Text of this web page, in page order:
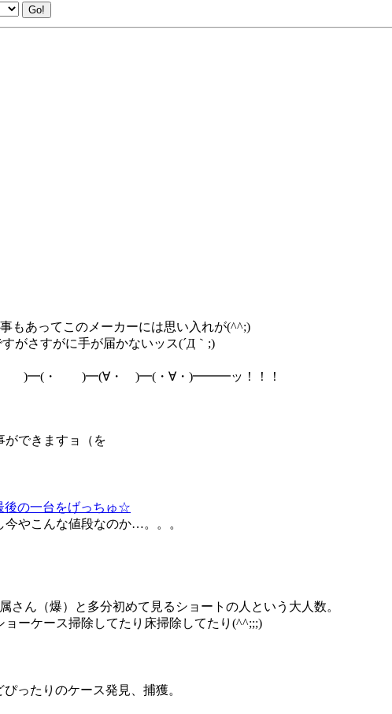
もあってこのメーカーには思い入れが(^^;)
がさすがに手が届かないッス(´Д｀;)
・ )━(∀・ )━(・∀・)━━━ッ！！！
ができますョ（を
後の一台をげっちゅ☆
やこんな値段なのか…。。。
さん（爆）と多分初めて見るショートの人という大人数。
ーケース掃除してたり床掃除してたり(^^;;;)
ったりのケース発見、捕獲。